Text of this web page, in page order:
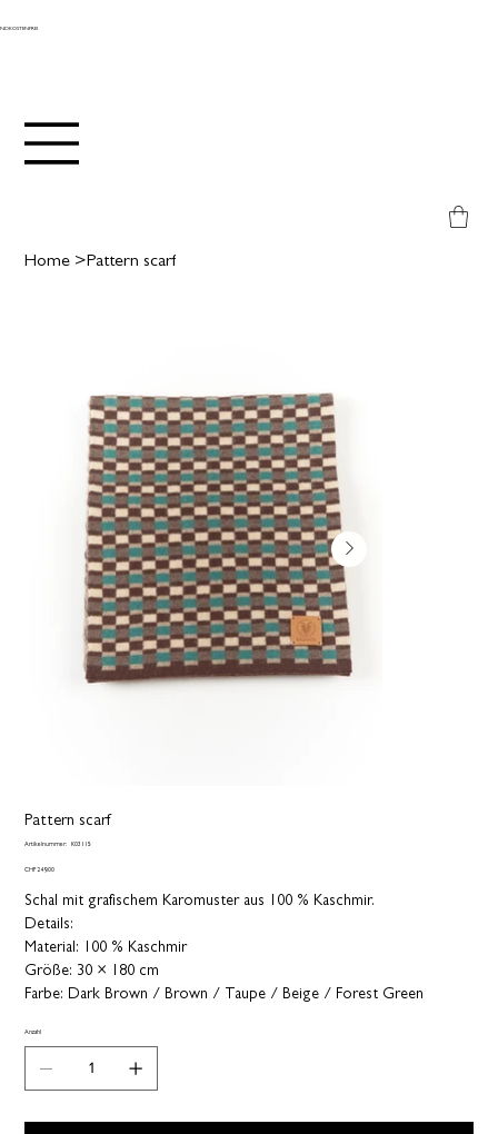
Home >Pattern scarf
Pattern scarf
Artikelnummer:
Artikelnummer:
K03115
Preis
CHF 249.00
Schal mit grafischem Karomuster aus 100 % Kaschmir.
Details:
Material: 100 % Kaschmir
Größe: 30 × 180 cm
Farbe: Dark Brown / Brown / Taupe / Beige / Forest Green
Anzahl